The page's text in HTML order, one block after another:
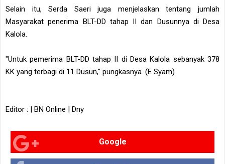
Selain itu, Serda Saeri juga menjelaskan tentang jumlah
Masyarakat penerima BLT-DD tahap II dan Dusunnya di Desa
Kalola.
"Untuk pemerima BLT-DD tahap II di Desa Kalola sebanyak 378
KK yang terbagi di 11 Dusun," pungkasnya. (E Syam)
Editor : | BN Online | Dny
Google